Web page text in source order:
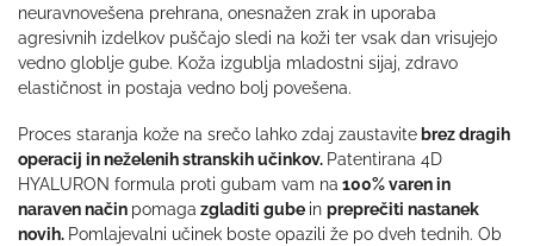
neuravnovešena prehrana, onesnažen zrak in uporaba
agresivnih izdelkov puščajo sledi na koži ter vsak dan vrisujejo
vedno globlje gube. Koža izgublja mladostni sijaj, zdravo
elastičnost in postaja vedno bolj povešena.
Proces staranja kože na srečo lahko zdaj zaustavitebrez dragih
operacij in neželenih stranskih učinkov. Patentirana 4D
HYALURON formula proti gubam vam na 100% varen in
naraven način pomaga zgladiti gube in preprečiti nastanek
novih. Pomlajevalni učinek boste opazili že po dveh tednih. Ob